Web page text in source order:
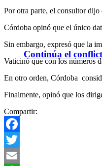
Continúa el
Por otra parte, el consultor
Córdoba opinó que el único
Sin embargo, expresó que la
Vaticinó que con los números
En otro orden, Córdoba
Finalmente, opinó que los
Compartir:
Facebook
Twitter